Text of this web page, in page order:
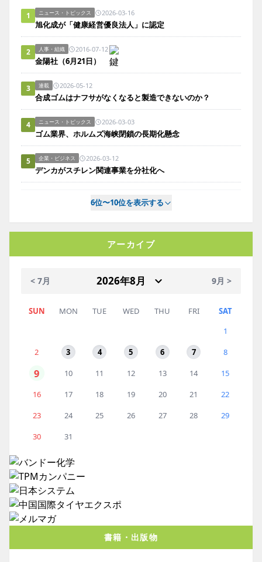
1 ニュース・トピックス 2026-03-16
旭化成が「健康経営優良法人」に認定
2 人事・組織 2016-07-12
金陽社（6月21日）
3 連載 2026-05-12
合成ゴムはナフサがなくなると製造できないのか？
4 ニュース・トピックス 2026-03-03
ゴム業界、ホルムズ海峡閉鎖の長期化懸念
5 企業・ビジネス 2026-03-12
デンカがスチレン関連事業を分社化へ
6位〜10位を表示する
アーカイブ
< 7月 9月 >
SUN MON TUE WED THU FRI
SAT
1
2
3 4 5 6 7 8
9 10 11 12 13 14
15
16
17 18 19 20 21
22
23
24 25 26 27 28
29
30
31
書籍・出版物